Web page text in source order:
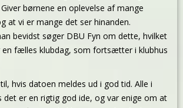
børnene en oplevelse af mange
at vi er mange det ser hinanden.
bevidst søger DBU Fyn om dette, hvilket
en fælles klubdag, som fortsætter i klubhus
hvis datoen meldes ud i god tid. Alle i
det er en rigtig god ide, og var enige om at